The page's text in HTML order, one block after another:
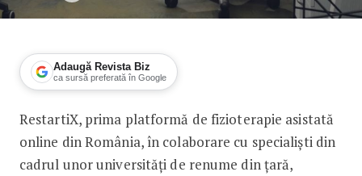
Adaugă Revista Biz
ca sursă preferată în Google
RestartiX lansează primul studiu din
RestartiX, prima platformă de fizioterapie asistată
online din România, în colaborare cu specialiști din
cadrul unor universități de renume din țară,